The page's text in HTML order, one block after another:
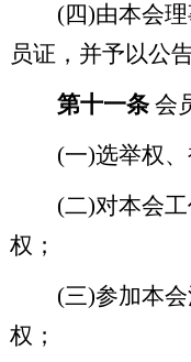
(四)由本会
员证，并予以公告
第十一条会
(一)选举权
(二)对本会
权；
(三)参加本
权；